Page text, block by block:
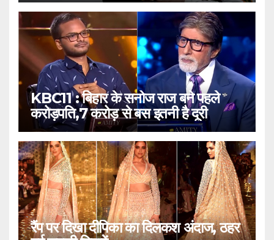
KBC11 : बिहार के सनोज राज बने पहले
करोड़पति,7 करोड़ से बस इतनी है दूरी
रैंप पर दिखा दीपिका का दिलकश अंदाज, ठहर